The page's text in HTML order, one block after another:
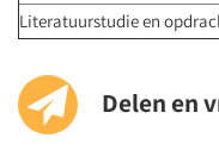
kantorencomplex "La
kun je dan direct naartoe.
Literatuurstudie en
Delen en